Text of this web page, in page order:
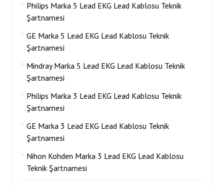
Philips Marka 5 Lead EKG Lead Kablosu Teknik
Şartnamesi
GE Marka 5 Lead EKG Lead Kablosu Teknik
Şartnamesi
Mindray Marka 5 Lead EKG Lead Kablosu Teknik
Şartnamesi
Philips Marka 3 Lead EKG Lead Kablosu Teknik
Şartnamesi
GE Marka 3 Lead EKG Lead Kablosu Teknik
Şartnamesi
Nihon Kohden Marka 3 Lead EKG Lead Kablosu
Teknik Şartnamesi